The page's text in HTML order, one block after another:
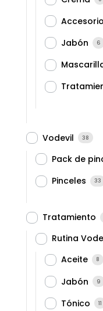
Jabón 6
Vodevil 38
Pack de
Pinceles 33
Tratamiento
Rutina
Aceite 8
Jabón 9
Tónico 11